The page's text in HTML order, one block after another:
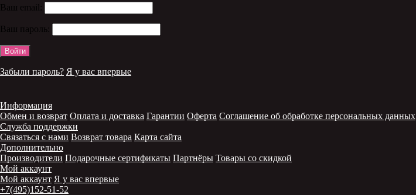
Ваш email:
Ваш пароль:
Забыли пароль? Я у вас впервые
Информация
Обмен и возврат Оплата и доставка Гарантии Оферта Соглашение об обработке персональных данных
Служба поддержки
Связаться с нами Возврат товара Карта сайта
Дополнительно
Производители Подарочные сертификаты Партнёры Товары со скидкой
Мой аккаунт
Мой аккаунт Я у вас впервые
+7(495)152-51-52